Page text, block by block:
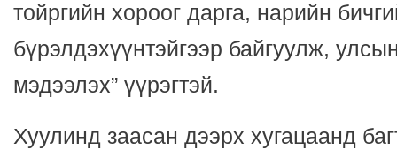
тойргийн хороог дарга, нарийн
бүрэлдэхүүнтэйгээр байгуулж,
мэдээлэх” үүрэгтэй.
Хуулинд заасан дээрх хугацаанд